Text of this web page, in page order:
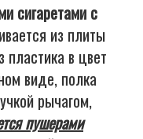
сигаретами с
из плиты
в цвет
виде, полка
рычагом,
пушерами